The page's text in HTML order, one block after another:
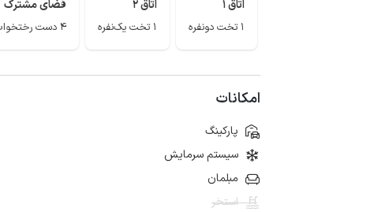
اتاق 1
1 تخت دونفره
اتاق 2
1 تخت یک‌نفره
فضای مشترک
4 دست رختخواب
امکانات
پارکینگ
سیستم سرمایش
مبلمان
استخر